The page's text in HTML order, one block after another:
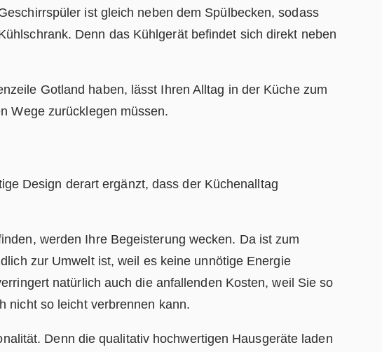
ist gleich neben dem Spülbecken, sodass
Denn das Kühlgerät befindet sich direkt neben
Gotland haben, lässt Ihren Alltag in der Küche zum
Wege zurücklegen müssen.
Design derart ergänzt, dass der Küchenalltag
werden Ihre Begeisterung wecken. Da ist zum
zur Umwelt ist, weil es keine unnötige Energie
natürlich auch die anfallenden Kosten, weil Sie so
nicht so leicht verbrennen kann.
Denn die qualitativ hochwertigen Hausgeräte laden